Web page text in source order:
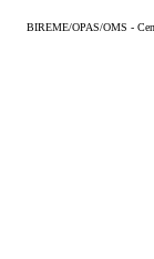
BIREME/OPAS/OMS -